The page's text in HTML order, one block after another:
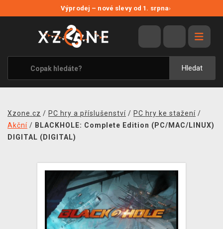
Výprodej – nové slevy od 1. srpna›
Hledat
VÝPRODEJ
VIDEOHRY
XZONE ORIGINALS
TÉMATIKY
MERCHANDISE
PRODEJNY
Xzone.cz / PC hry a příslušenství / PC hry ke stažení /
Akční / BLACKHOLE: Complete Edition (PC/MAC/LINUX)
DIGITAL (DIGITAL)